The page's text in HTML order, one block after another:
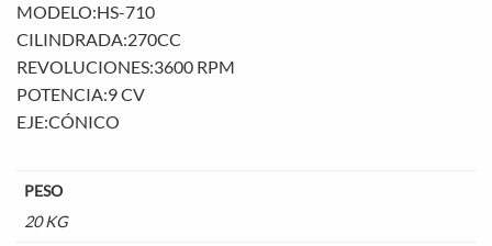
MODELO:HS-710
CILINDRADA:270CC
REVOLUCIONES:3600 RPM
POTENCIA:9 CV
EJE:CÓNICO
PESO
20 KG